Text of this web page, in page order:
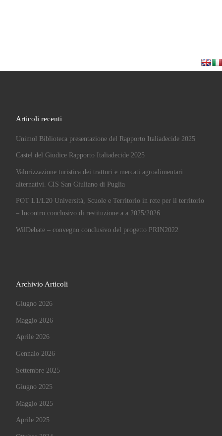
Articoli recenti
Unimol Biblioteca presentazione del Rapporto Italiadecide 2025
Castel del Giudice Rapporto Italiadecide 2025
Valorizzazione turistica dei tratturi e mercati agroalimentari
alternativi. CIS San Giuliano di Puglia
POT L1/L20 Università, Scuole e Territorio in rete per il territorio
– Incontro conclusivo di restituzione a.a 2025/2026
WilDebate – convegno conclusivo del progetto PRIN2022
Archivio Articoli
Giugno 2026
Maggio 2026
Aprile 2026
Gennaio 2026
Settembre 2025
Giugno 2025
Maggio 2025
Aprile 2025